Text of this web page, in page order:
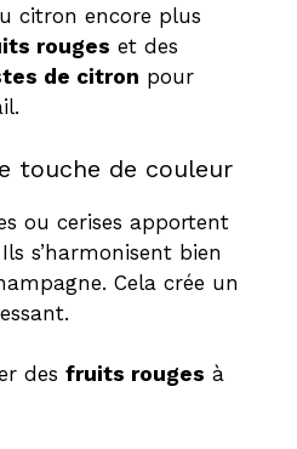
citron encore plus
rouges et des
de citron pour
touche de couleur
ou cerises apportent
s’harmonisent bien
Cela crée un
des fruits rouges à